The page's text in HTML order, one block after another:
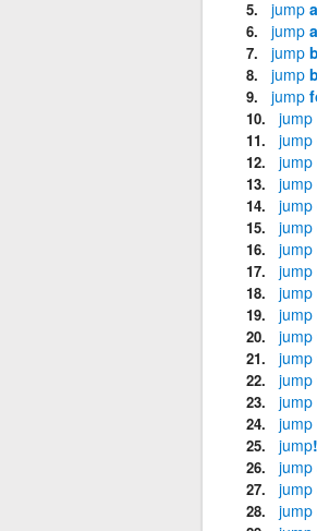
jump
jump
jump
jump
jump
jump
jump
jump
jump
jump
jump
jump
jump
jump
jump
jump
jump
jump
jump
jump
jump!
jump
jump
jump